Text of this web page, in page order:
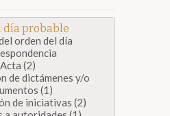
día probable
orden del día
Acta (2)
de dictámenes y/o
(1)
de iniciativas (2)